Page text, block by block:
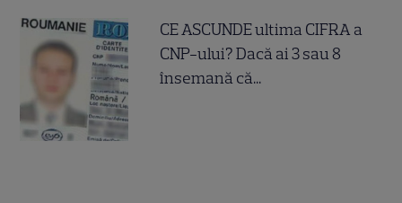
CE ASCUNDE ultima CIFRA a
CNP-ului? Dacă ai 3 sau 8
însemană că...